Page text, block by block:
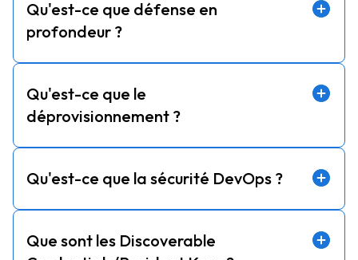
Qu'est-ce que défense en
profondeur ?
Qu'est-ce que le
déprovisionnement ?
Qu'est-ce que la sécurité DevOps ?
Que sont les Discoverable